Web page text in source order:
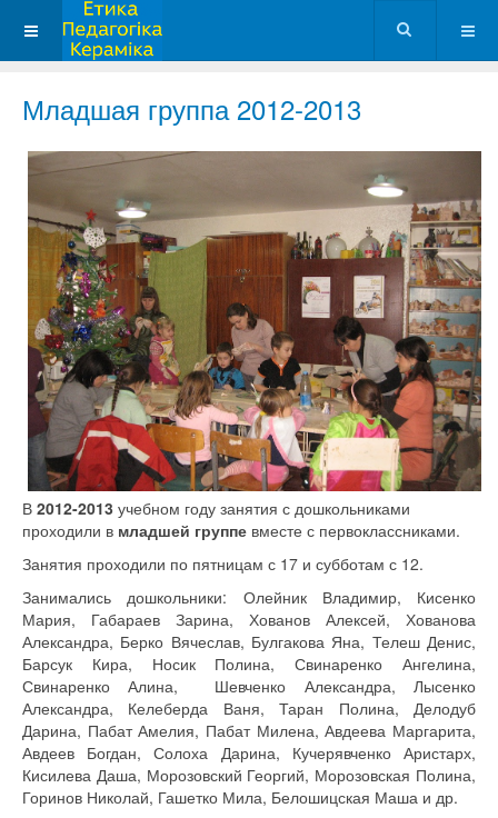
Младшая группа 2012-2013
В 2012-2013 учебном году занятия с дошкольниками
проходили в младшей группе вместе с первоклассниками.
Занятия проходили по пятницам с 17 и субботам с 12.
Занимались дошкольники: Олейник Владимир, Кисенко
Мария, Габараев Зарина, Хованов Алексей, Хованова
Александра, Берко Вячеслав, Булгакова Яна, Телеш Денис,
Барсук Кира, Носик Полина, Свинаренко Ангелина,
Свинаренко Алина, Шевченко Александра, Лысенко
Александра, Келеберда Ваня, Таран Полина, Делодуб
Дарина, Пабат Амелия, Пабат Милена, Авдеева Маргарита,
Авдеев Богдан, Солоха Дарина, Кучерявченко Аристарх,
Кисилева Даша, Морозовский Георгий, Морозовская Полина,
Горинов Николай, Гашетко Мила, Белошицская Маша и др.